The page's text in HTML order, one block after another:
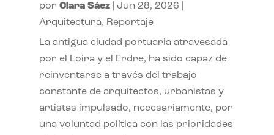
por Clara Sáez| Jun 28, 2026
Arquitectura, Reportaje
La antigua ciudad portuaria atravesada
por el Loira y el Erdre, ha sido capaz de
reinventarse a través del trabajo
constante de arquitectos, urbanistas y
artistas impulsado, necesariamente, por
una voluntad política con las prioridades